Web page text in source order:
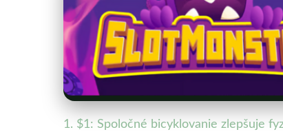
1. $1: Spoločné bicyklovanie zlepšuje